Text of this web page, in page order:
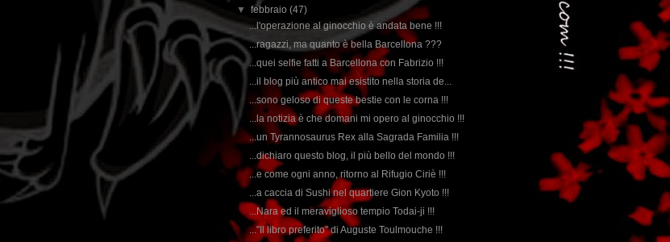
▼febbraio(47)
...l'operazione al ginocchio è andata bene !!!
...ragazzi, ma quanto è bella Barcellona ???
...quei selfie fatti a Barcellona con Fabrizio !!!
...il blog più antico mai esistito nella storia de...
...sono geloso di queste bestie con le corna !!!
...la notizia è che domani mi opero al ginocchio !!!
...un Tyrannosaurus Rex alla Sagrada Familia !!!
...dichiaro questo blog, il più bello del mondo !!!
...e come ogni anno, ritorno al Rifugio Ciriè !!!
...a caccia di Sushi nel quartiere Gion Kyoto !!!
...Nara ed il meraviglioso tempio Todai-ji !!!
..."Il libro preferito" di Auguste Toulmouche !!!